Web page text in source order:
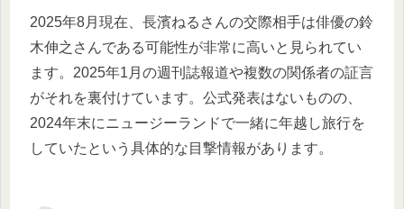
2025年8月現在、長濱ねるさんの交際相手は俳優の鈴
木伸之さんである可能性が非常に高いと見られてい
ます。2025年1月の週刊誌報道や複数の関係者の証言
がそれを裏付けています。公式発表はないものの、
2024年末にニュージーランドで一緒に年越し旅行を
していたという具体的な目撃情報があります。